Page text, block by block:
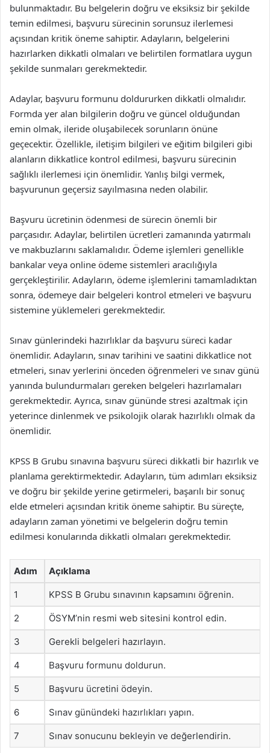
bulunmaktadır. Bu belgelerin doğru ve eksiksiz bir şekilde
temin edilmesi, başvuru sürecinin sorunsuz ilerlemesi
açısından kritik öneme sahiptir. Adayların, belgelerini
hazırlarken dikkatli olmaları ve belirtilen formatlara uygun
şekilde sunmaları gerekmektedir.
Adaylar, başvuru formunu doldururken dikkatli olmalıdır.
Formda yer alan bilgilerin doğru ve güncel olduğundan
emin olmak, ileride oluşabilecek sorunların önüne
geçecektir. Özellikle, iletişim bilgileri ve eğitim bilgileri gibi
alanların dikkatlice kontrol edilmesi, başvuru sürecinin
sağlıklı ilerlemesi için önemlidir. Yanlış bilgi vermek,
başvurunun geçersiz sayılmasına neden olabilir.
Başvuru ücretinin ödenmesi de sürecin önemli bir
parçasıdır. Adaylar, belirtilen ücretleri zamanında yatırmalı
ve makbuzlarını saklamalıdır. Ödeme işlemleri genellikle
bankalar veya online ödeme sistemleri aracılığıyla
gerçekleştirilir. Adayların, ödeme işlemlerini tamamladıktan
sonra, ödemeye dair belgeleri kontrol etmeleri ve başvuru
sistemine yüklemeleri gerekmektedir.
Sınav günlerindeki hazırlıklar da başvuru süreci kadar
önemlidir. Adayların, sınav tarihini ve saatini dikkatlice not
etmeleri, sınav yerlerini önceden öğrenmeleri ve sınav günü
yanında bulundurmaları gereken belgeleri hazırlamaları
gerekmektedir. Ayrıca, sınav gününde stresi azaltmak için
yeterince dinlenmek ve psikolojik olarak hazırlıklı olmak da
önemlidir.
KPSS B Grubu sınavına başvuru süreci dikkatli bir hazırlık ve
planlama gerektirmektedir. Adayların, tüm adımları eksiksiz
ve doğru bir şekilde yerine getirmeleri, başarılı bir sonuç
elde etmeleri açısından kritik öneme sahiptir. Bu süreçte,
adayların zaman yönetimi ve belgelerin doğru temin
edilmesi konularında dikkatli olmaları gerekmektedir.
Adım Açıklama
1 KPSS B Grubu sınavının kapsamını öğrenin.
2 ÖSYM’nin resmi web sitesini kontrol edin.
3 Gerekli belgeleri hazırlayın.
4 Başvuru formunu doldurun.
5 Başvuru ücretini ödeyin.
6 Sınav günündeki hazırlıkları yapın.
7 Sınav sonucunu bekleyin ve değerlendirin.